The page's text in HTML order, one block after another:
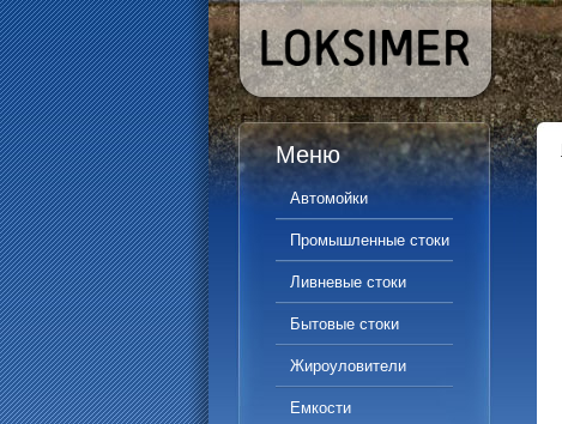
Меню
Автомойки
Промышленные стоки
Ливневые стоки
Бытовые стоки
Жироуловители
Емкости